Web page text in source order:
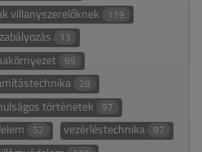
villanyszerelőknek 119
13
99
28
történetek 97
52 vezérléstechnika 97